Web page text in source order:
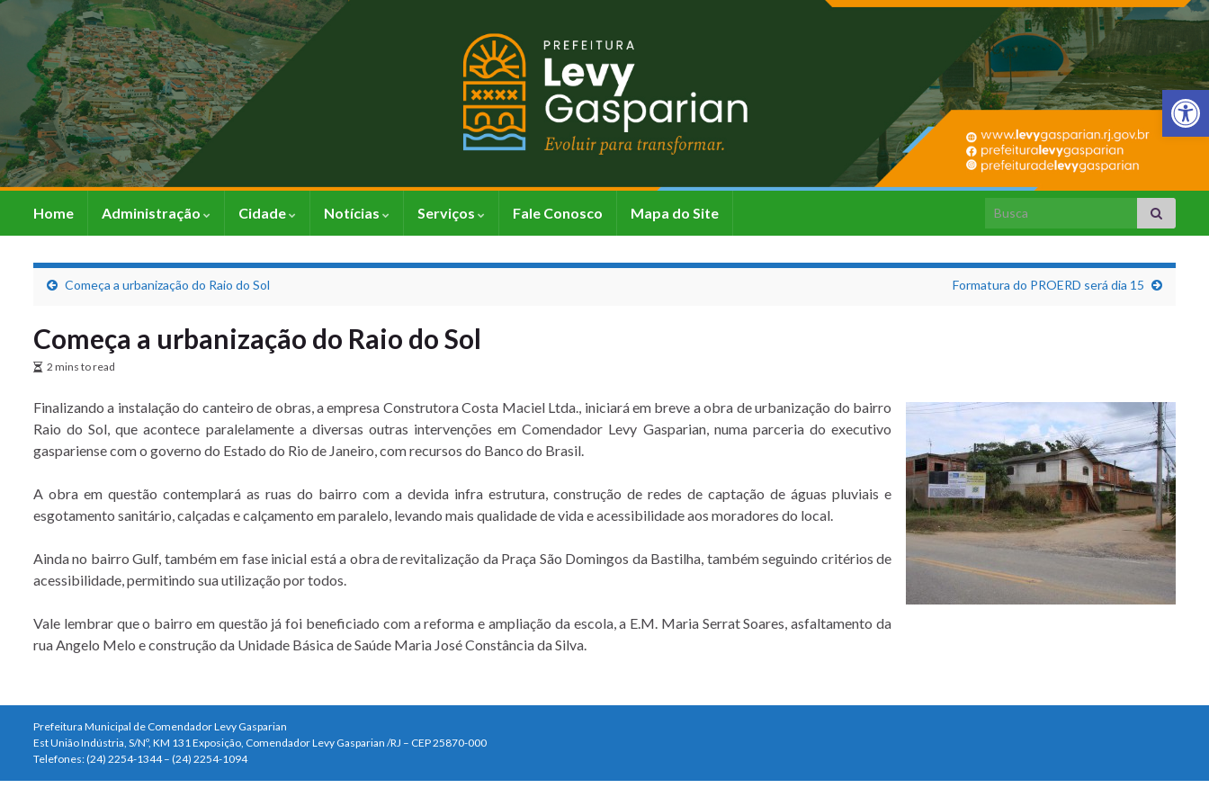
Barra de
Home Administração Cidade Notícias Serviços Fale Conosco Mapa do Site Search for:
Começa a urbanização do Raio do Sol Formatura do PROERD será dia 15
Começa a urbanização do Raio do Sol
2 mins to read
Finalizando a instalação do canteiro de obras, a empresa Construtora Costa Maciel Ltda., iniciará em breve a obra de urbanização do bairro
Raio do Sol, que acontece paralelamente a diversas outras intervenções em Comendador Levy Gasparian, numa parceria do executivo
gaspariense com o governo do Estado do Rio de Janeiro, com recursos do Banco do Brasil.
A obra em questão contemplará as ruas do bairro com a devida infra estrutura, construção de redes de captação de águas pluviais e
esgotamento sanitário, calçadas e calçamento em paralelo, levando mais qualidade de vida e acessibilidade aos moradores do local.
Ainda no bairro Gulf, também em fase inicial está a obra de revitalização da Praça São Domingos da Bastilha, também seguindo critérios de
acessibilidade, permitindo sua utilização por todos.
Vale lembrar que o bairro em questão já foi beneficiado com a reforma e ampliação da escola, a E.M. Maria Serrat Soares, asfaltamento da
rua Angelo Melo e construção da Unidade Básica de Saúde Maria José Constância da Silva.
Prefeitura Municipal de Comendador Levy Gasparian
Est União Indústria, S/Nº, KM 131 Exposição, Comendador Levy Gasparian /RJ – CEP 25870-000
Telefones: (24) 2254-1344 – (24) 2254-1094